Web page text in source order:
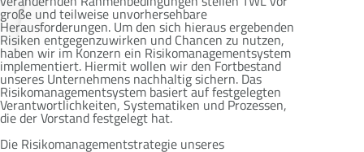
große und teilweise unvorhersehbare
Herausforderungen. Um den sich hieraus ergebenden
Risiken entgegenzuwirken und Chancen zu nutzen,
haben wir im Konzern ein Risikomanagementsystem
implementiert. Hiermit wollen wir den Fortbestand
unseres Unternehmens nachhaltig sichern. Das
Risikomanagementsystem basiert auf festgelegten
Verantwortlichkeiten, Systematiken und Prozessen,
die der Vorstand festgelegt hat.
Die Risikomanagementstrategie unseres